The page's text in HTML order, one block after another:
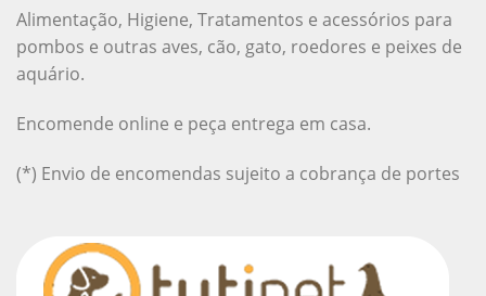
Alimentação, Higiene, Tratamentos e acessórios para
pombos e outras aves, cão, gato, roedores e peixes de
aquário.
Encomende online e peça entrega em casa.
(*) Envio de encomendas sujeito a cobrança de portes